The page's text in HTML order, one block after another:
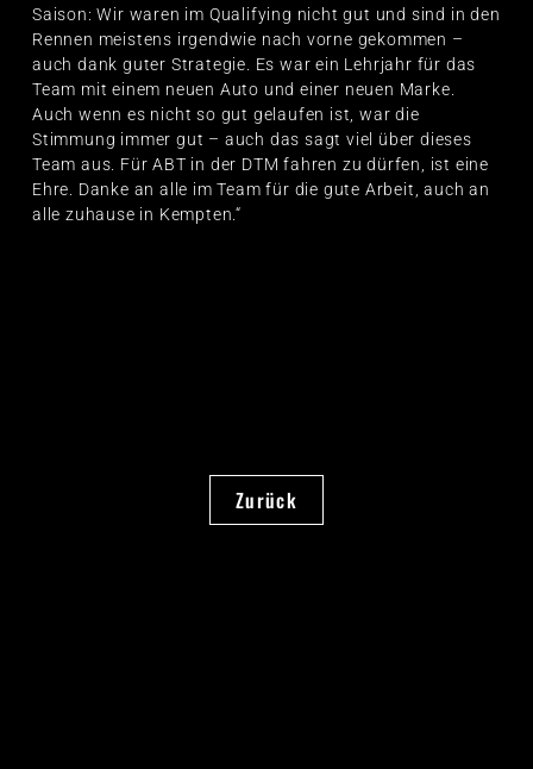
Saison: Wir waren im Qualifying nicht gut und sind in den
Rennen meistens irgendwie nach vorne gekommen –
auch dank guter Strategie. Es war ein Lehrjahr für das
Team mit einem neuen Auto und einer neuen Marke.
Auch wenn es nicht so gut gelaufen ist, war die
Stimmung immer gut – auch das sagt viel über dieses
Team aus. Für ABT in der DTM fahren zu dürfen, ist eine
Ehre. Danke an alle im Team für die gute Arbeit, auch an
alle zuhause in Kempten.“
Zurück